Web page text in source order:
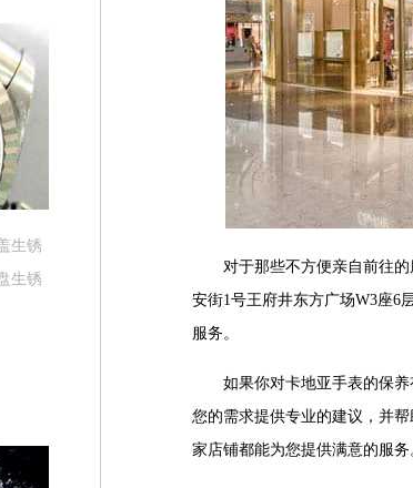
路83号亨得利名表服务中心（品牌授权店）1层整层（需提前
红山路26号时代广场（CCMALL）C座17层17-B（需提前预约
路1067号置信广场10层1015室（需提前预约）
谊西路600号富力中心T2座写字楼29层03室（需提前预约）
路15号国际金融大厦7层G室（需提前预约）
五路57号万科金融中心C座12层1205室（需提前预约）
鸿福东路1号民盈国贸中心T1写字楼9层907室（需提前预约）
中路139号恒隆广场写字楼1座11层1104室（需提前预约）
路57号圆融广场写字楼16层1603室（需提前预约）
园区星港街199号苏州中心办公楼C座22层08室（需提前预约）
大道686号世界贸易大厦38层09室（需提前预约）
湖路59号地王大厦12楼1224室（需提前预约）
山路111号万象城华润大厦B座12楼03室（需提前预约）
6号华润大厦B座22层04室（需提前预约）
生锈
生锈
对于那些不方便亲自前往
安街1号王府井东方广场W3座6
服务。
如果你对卡地亚手表的保
您的需求提供专业的建议，并
家店铺都能为您提供满意的服务